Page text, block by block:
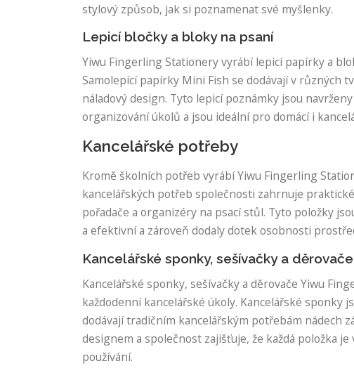
stylový způsob, jak si poznamenat své myšlenky.
Lepicí bločky a bloky na psaní
Yiwu Fingerling Stationery vyrábí lepicí papírky a
Samolepící papírky Mini Fish se dodávají v různých
náladový design. Tyto lepicí poznámky jsou
organizování úkolů a jsou ideální pro domácí i
Kancelářské potřeby
Kromě školních potřeb vyrábí Yiwu Fingerling
kancelářských potřeb společnosti zahrnuje
pořadače a organizéry na psací stůl. Tyto položky
a efektivní a zároveň dodaly dotek osobnosti
Kancelářské sponky, sešívačky a děrovače
Kancelářské sponky, sešívačky a děrovače Yiwu
každodenní kancelářské úkoly. Kancelářské sponky
dodávají tradičním kancelářským potřebám nádech
designem a společnost zajišťuje, že každá položka
používání.